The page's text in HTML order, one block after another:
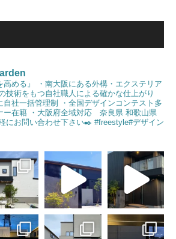
高める』
・南大阪にある外構・エクステリア
技術をもつ自社職人による確かな仕上がり
自社一括管理制
・全国デザインコンテスト多
ー在籍 ・大阪府全域対応 奈良県 和歌山県
にお問い合わせ下さい✒️ #freestyle#デザイン